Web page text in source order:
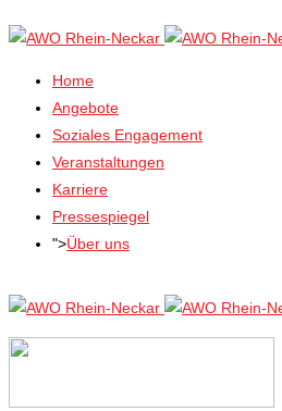
Home
Angebote
Soziales Engagement
Veranstaltungen
Karriere
Pressespiegel
">Über uns